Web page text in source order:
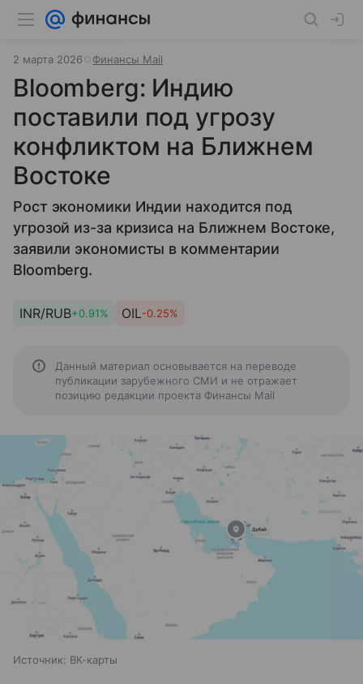
2 марта 2026 Финансы Mail
Bloomberg: Индию
поставили под угрозу
конфликтом на Ближнем
Востоке
Рост экономики Индии находится под
угрозой из-за кризиса на Ближнем Востоке,
заявили экономисты в комментарии
Bloomberg.
INR/RUB+0.91% OIL-0.25%
Данный материал основывается на переводе
публикации зарубежного СМИ и не отражает
позицию редакции проекта Финансы Mail
Источник: ВК-карты